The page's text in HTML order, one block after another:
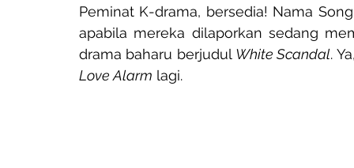
Peminat K-drama, bersedia! Nama
apabila mereka dilaporkan sedang
drama baharu berjudul White Scandal
Love Alarm lagi.